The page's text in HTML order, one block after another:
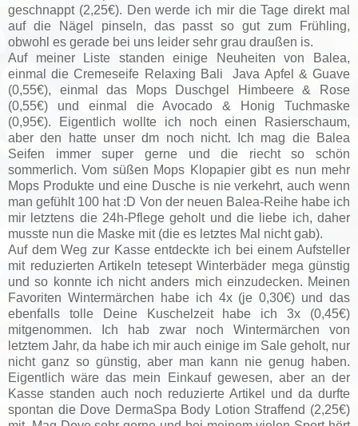
geschnappt (2,25€). Den werde ich mir die Tage direkt mal
auf die Nägel pinseln, das passt so gut zum Frühling,
obwohl es gerade bei uns leider sehr grau draußen is.
Auf meiner Liste standen einige Neuheiten von Balea,
einmal die Cremeseife Relaxing Bali Java Apfel & Guave
(0,55€), einmal das Mops Duschgel Himbeere & Rose
(0,55€) und einmal die Avocado & Honig Tuchmaske
(0,95€). Eigentlich wollte ich noch einen Rasierschaum,
aber den hatte unser dm noch nicht. Ich mag die Balea
Seifen immer super gerne und die riecht so schön
sommerlich. Vom süßen Mops Klopapier gibt es nun mehr
Mops Produkte und eine Dusche is nie verkehrt, auch wenn
man gefühlt 100 hat :D Von der neuen Balea-Reihe habe ich
mir letztens die 24h-Pflege geholt und die liebe ich, daher
musste nun die Maske mit (die es letztes Mal nicht gab).
Auf dem Weg zur Kasse entdeckte ich bei einem Aufsteller
mit reduzierten Artikeln tetesept Winterbäder mega günstig
und so konnte ich nicht anders mich einzudecken. Meinen
Favoriten Wintermärchen habe ich 4x (je 0,30€) und das
ebenfalls tolle Deine Kuschelzeit habe ich 3x (0,45€)
mitgenommen. Ich hab zwar noch Wintermärchen von
letztem Jahr, da habe ich mir auch einige im Sale geholt, nur
nicht ganz so günstig, aber man kann nie genug haben.
Eigentlich wäre das mein Einkauf gewesen, aber an der
Kasse standen auch noch reduzierte Artikel und da durfte
spontan die Dove DermaSpa Body Lotion Straffend (2,25€)